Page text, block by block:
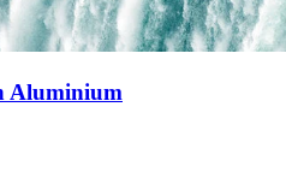
Aluminium